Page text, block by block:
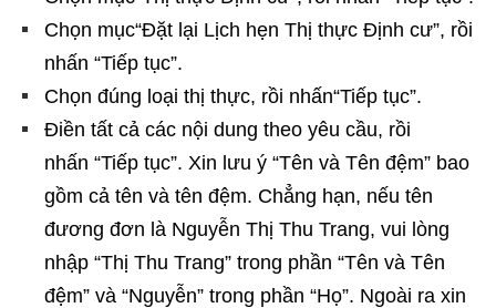
Chọn mục“Đặt lại Lịch hẹn Thị thực Định cư”, rồi
nhấn “Tiếp tục”.
Chọn đúng loại thị thực, rồi nhấn“Tiếp tục”.
Điền tất cả các nội dung theo yêu cầu, rồi
nhấn “Tiếp tục”. Xin lưu ý “Tên và Tên đệm” bao
gồm cả tên và tên đệm. Chẳng hạn, nếu tên
đương đơn là Nguyễn Thị Thu Trang, vui lòng
nhập “Thị Thu Trang” trong phần “Tên và Tên
đệm” và “Nguyễn” trong phần “Họ”. Ngoài ra xin